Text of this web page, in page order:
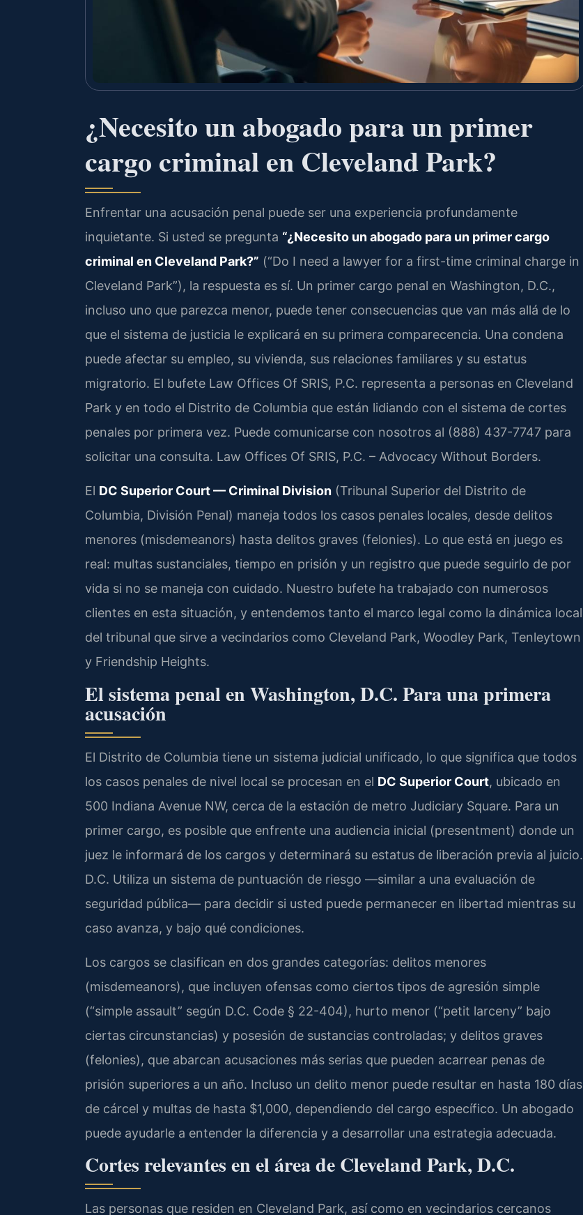
¿Necesito un abogado para un primer
cargo criminal en Cleveland Park?
Enfrentar una acusación penal puede ser una experiencia profundamente
inquietante. Si usted se pregunta “¿Necesito un abogado para un primer cargo
criminal en Cleveland Park?” (“Do I need a lawyer for a first-time criminal charge in
Cleveland Park”), la respuesta es sí. Un primer cargo penal en Washington, D.C.,
incluso uno que parezca menor, puede tener consecuencias que van más allá de lo
que el sistema de justicia le explicará en su primera comparecencia. Una condena
puede afectar su empleo, su vivienda, sus relaciones familiares y su estatus
migratorio. El bufete Law Offices Of SRIS, P.C. representa a personas en Cleveland
Park y en todo el Distrito de Columbia que están lidiando con el sistema de cortes
penales por primera vez. Puede comunicarse con nosotros al (888) 437-7747 para
solicitar una consulta. Law Offices Of SRIS, P.C. – Advocacy Without Borders.
El DC Superior Court — Criminal Division (Tribunal Superior del Distrito de
Columbia, División Penal) maneja todos los casos penales locales, desde delitos
menores (misdemeanors) hasta delitos graves (felonies). Lo que está en juego es
real: multas sustanciales, tiempo en prisión y un registro que puede seguirlo de por
vida si no se maneja con cuidado. Nuestro bufete ha trabajado con numerosos
clientes en esta situación, y entendemos tanto el marco legal como la dinámica local
del tribunal que sirve a vecindarios como Cleveland Park, Woodley Park, Tenleytown
y Friendship Heights.
El sistema penal en Washington, D.C. Para una primera
acusación
El Distrito de Columbia tiene un sistema judicial unificado, lo que significa que todos
los casos penales de nivel local se procesan en el DC Superior Court, ubicado en
500 Indiana Avenue NW, cerca de la estación de metro Judiciary Square. Para un
primer cargo, es posible que enfrente una audiencia inicial (presentment) donde un
juez le informará de los cargos y determinará su estatus de liberación previa al juicio.
D.C. Utiliza un sistema de puntuación de riesgo —similar a una evaluación de
seguridad pública— para decidir si usted puede permanecer en libertad mientras su
caso avanza, y bajo qué condiciones.
Los cargos se clasifican en dos grandes categorías: delitos menores
(misdemeanors), que incluyen ofensas como ciertos tipos de agresión simple
(“simple assault” según D.C. Code § 22-404), hurto menor (“petit larceny” bajo
ciertas circunstancias) y posesión de sustancias controladas; y delitos graves
(felonies), que abarcan acusaciones más serias que pueden acarrear penas de
prisión superiores a un año. Incluso un delito menor puede resultar en hasta 180 días
de cárcel y multas de hasta $1,000, dependiendo del cargo específico. Un abogado
puede ayudarle a entender la diferencia y a desarrollar una estrategia adecuada.
Cortes relevantes en el área de Cleveland Park, D.C.
Las personas que residen en Cleveland Park, así como en vecindarios cercanos